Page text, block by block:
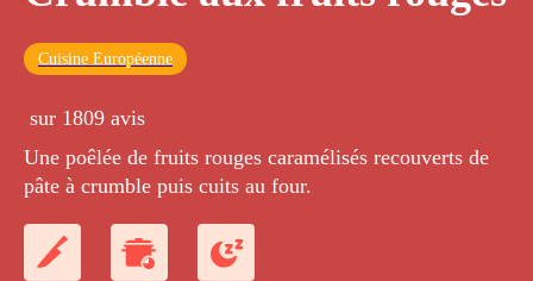
Cuisine Européenne
sur 1809 avis
Une poêlée de fruits rouges caramélisés recouverts de
pâte à crumble puis cuits au four.